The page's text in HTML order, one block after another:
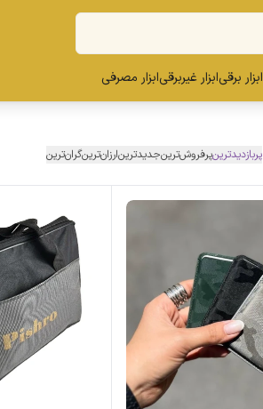
ابزار برقیابزار غیربرقیابزار مصرفی
پربازدیدترینپرفروش‌ترینجدیدترینارزان‌ترینگران‌ترین